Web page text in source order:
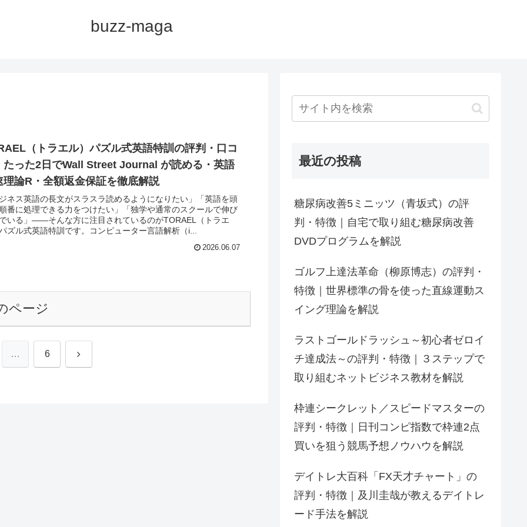
buzz-maga
（トラエル）パズル式英語特訓の評判・口コ
たった2日でWall Street Journal が読める・英語
理論R・全額返金保証を徹底解説
ジネス英語の長文がスラスラ読めるようになりたい」「英語を頭
番に処理できる力をつけたい」「独学や通常のスクールで伸び
いる」――そんな方に注目されているのがTORAEL（トラエ
ズル式英語特訓です。コンピューター言語解析（i...
2026.06.07
ページ
… 6 次
最近の投稿
糖尿病改善5ミニッツ（青坂式）の評
判・特徴｜自宅で取り組む糖尿病改善
DVDプログラムを解説
ゴルフ上達法革命（柳原博志）の評判・
特徴｜世界標準の骨を使った直線運動ス
イング理論を解説
ラストゴールドラッシュ～初心者ゼロイ
チ達成法～の評判・特徴｜３ステップで
取り組むネットビジネス教材を解説
枠連シークレット／スピードマスターの
評判・特徴｜日刊コンピ指数で枠連2点
買いを狙う競馬予想ノウハウを解説
デイトレ大百科「FX天才チャート」の
評判・特徴｜及川圭哉が教えるデイトレ
ード手法を解説